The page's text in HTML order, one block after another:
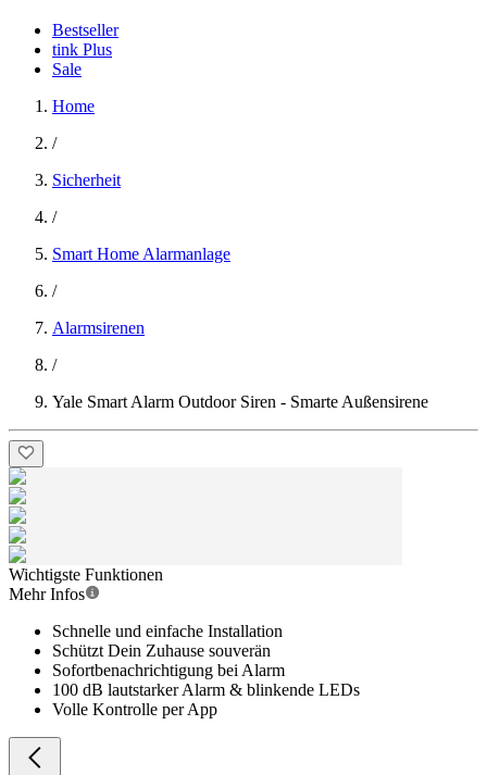
Bestseller
tink Plus
Sale
Home
/
Sicherheit
/
Smart Home Alarmanlage
/
Alarmsirenen
/
Yale Smart Alarm Outdoor Siren - Smarte Außensirene
Wichtigste Funktionen
Mehr Infos
Schnelle und einfache Installation
Schützt Dein Zuhause souverän
Sofortbenachrichtigung bei Alarm
100 dB lautstarker Alarm & blinkende LEDs
Volle Kontrolle per App